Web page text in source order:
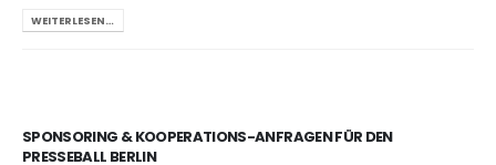
WEITERLESEN…
SPONSORING & KOOPERATIONS-ANFRAGEN FÜR DEN
PRESSEBALL BERLIN